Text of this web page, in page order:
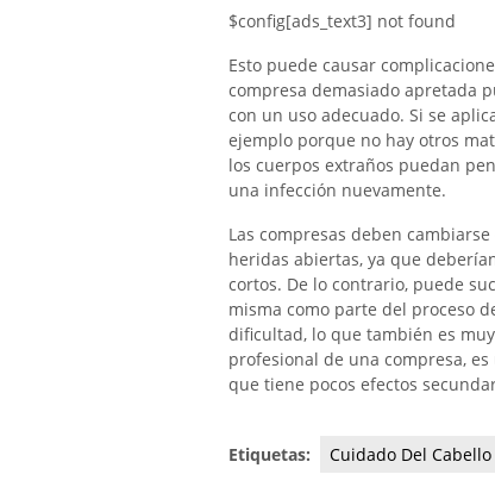
$config[ads_text3] not found
Esto puede causar
compresa demasiado apretada
con un uso adecuado. Si se
ejemplo porque no hay otros
los cuerpos extraños puedan
una infección nuevamente.
Las compresas deben
heridas abiertas, ya que
cortos. De lo contrario, puede
misma como parte del proceso
dificultad, lo que también es
profesional de una compresa,
que tiene pocos efectos
Etiquetas: Cuidado Del Cabello